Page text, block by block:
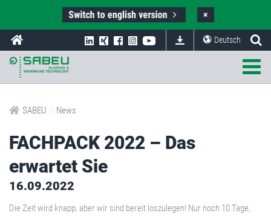
Switch to english version ×
Deutsch
SABEU / News
FACHPACK 2022 – Das
erwartet Sie
16.09.2022
Die Zeit wird knapp, aber wir sind bereit loszulegen! Nur noch 10 Tage,